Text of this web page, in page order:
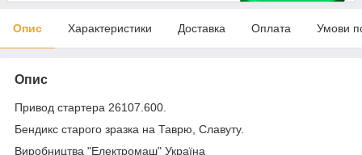
Опис Характеристики Доставка Оплата Умови
Опис
Привод стартера 26107.600.
Бендикс старого зразка на Таврю, Славуту.
Виробництва "Електромаш" Україна